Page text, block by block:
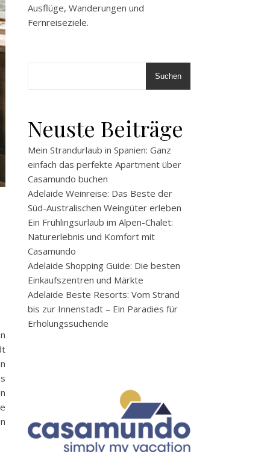
Ausflüge, Wanderungen und
Fernreiseziele.
Suchen
Neuste Beiträge
Mein Strandurlaub in Spanien: Ganz
einfach das perfekte Apartment über
Casamundo buchen
Adelaide Weinreise: Das Beste der
Süd-Australischen Weingüter erleben
Ein Frühlingsurlaub im Alpen-Chalet:
Naturerlebnis und Komfort mit
Casamundo
Adelaide Shopping Guide: Die besten
Einkaufszentren und Märkte
Adelaide Beste Resorts: Vom Strand
bis zur Innenstadt – Ein Paradies für
Erholungssuchende